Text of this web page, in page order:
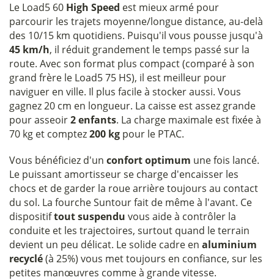
Le Load5 60 High Speed est mieux armé pour
parcourir les trajets moyenne/longue distance, au-delà
des 10/15 km quotidiens. Puisqu'il vous pousse jusqu'à
45 km/h, il réduit grandement le temps passé sur la
route. Avec son format plus compact (comparé à son
grand frère le Load5 75 HS), il est meilleur pour
naviguer en ville. Il plus facile à stocker aussi. Vous
gagnez 20 cm en longueur. La caisse est assez grande
pour asseoir2 enfants. La charge maximale est fixée à
70 kg et comptez200 kg pour le PTAC.
Vous bénéficiez d'un confort optimum une fois lancé.
Le puissant amortisseur se charge d'encaisser les
chocs et de garder la roue arrière toujours au contact
du sol. La fourche Suntour fait de même à l'avant. Ce
dispositiftout suspendu vous aide à contrôler la
conduite et les trajectoires, surtout quand le terrain
devient un peu délicat. Le solide cadre en aluminium
recyclé(à 25%) vous met toujours en confiance, sur les
petites manœuvres comme à grande vitesse.